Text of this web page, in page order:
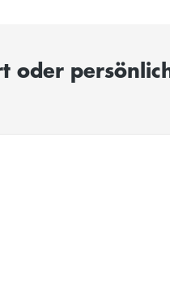
oder